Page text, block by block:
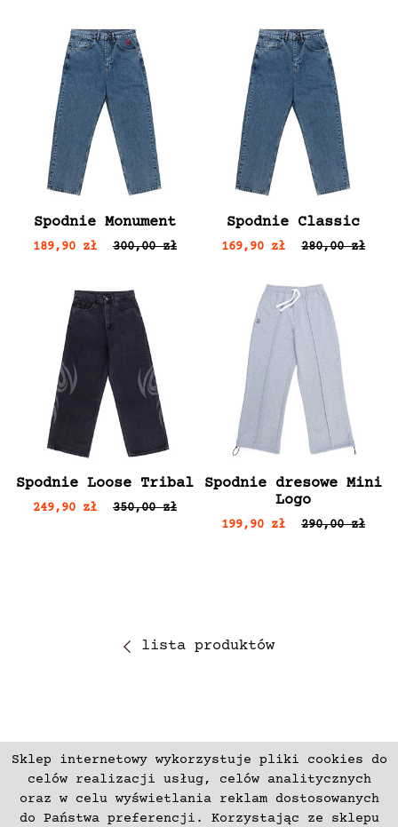
Sklep internetowy wykorzystuje pliki cookies do
celów realizacji usług, celów analitycznych
oraz w celu wyświetlania reklam dostosowanych
do Państwa preferencji. Korzystając ze sklepu
Spodnie Monument
189,90 zł 300,00 zł
Spodnie Classic
169,90 zł 280,00 zł
Spodnie Loose Tribal
249,90 zł 350,00 zł
Spodnie dresowe Mini
Logo
199,90 zł 290,00 zł
lista produktów
ZAPISZ SIĘ
Płatności Zwroty i Reklamacje